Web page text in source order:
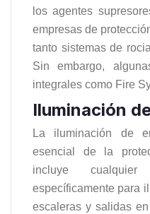
los agentes
empresas de
tanto sistemas de
Sin embargo,
integrales como Fire
Iluminación
La iluminación de
esencial de la
incluye cualquier
específicamente para
escaleras y salidas